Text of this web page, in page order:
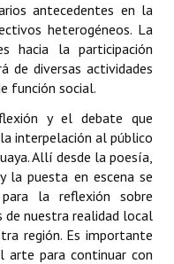
antecedentes en la
heterogéneos. La
hacia la participación
de diversas actividades
función social.
y el debate que
interpelación al público
Allí desde la poesía,
la puesta en escena se
la reflexión sobre
de nuestra realidad local
región. Es importante
para continuar con